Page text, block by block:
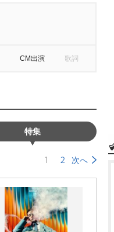
CM出演 歌詞
特集
1 2 次へ